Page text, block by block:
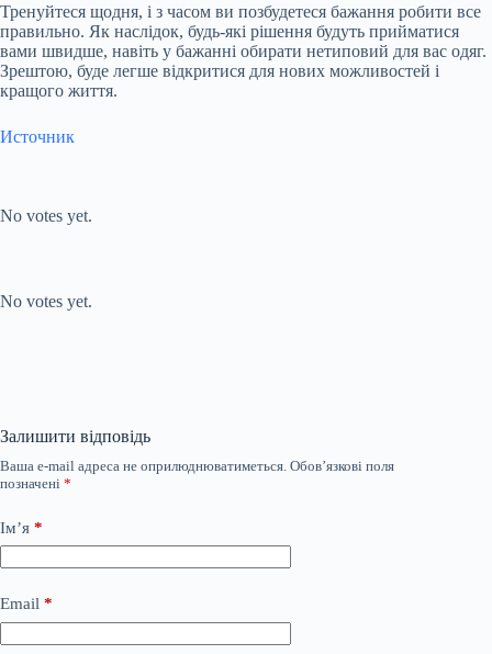
Тренуйтеся щодня, і з часом ви позбудетеся бажання робити все
правильно. Як наслідок, будь-які рішення будуть прийматися
вами швидше, навіть у бажанні обирати нетиповий для вас одяг.
Зрештою, буде легше відкритися для нових можливостей і
кращого життя.
Источник
No votes yet.
No votes yet.
Залишити відповідь
Ваша e-mail адреса не оприлюднюватиметься. Обов’язкові поля
позначені *
Ім’я *
Email *